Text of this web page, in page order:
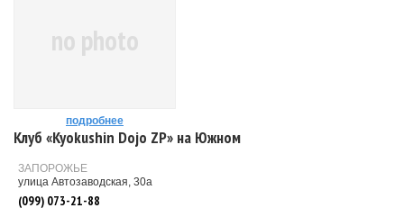
no photo
подробнее
Клуб «Kyokushin Dojo ZP» на Южном
ЗАПОРОЖЬЕ
улица Автозаводская, 30а
(099) 073-21-88